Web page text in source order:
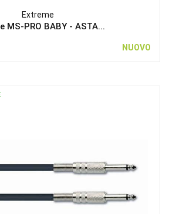
Extreme
MS-PRO BABY - ASTA...
NUOVO